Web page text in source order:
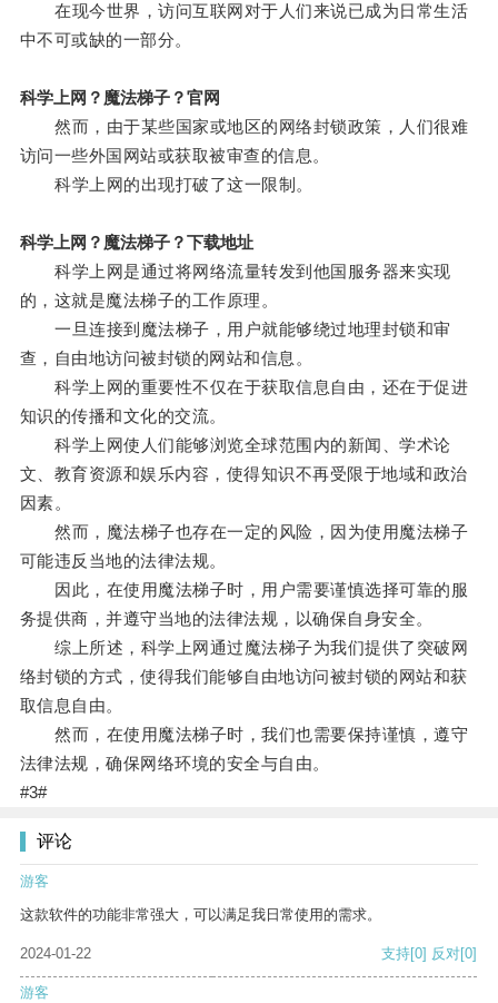
在现今世界，访问互联网对于人们来说已成为日常生活
中不可或缺的一部分。
科学上网？魔法梯子？官网
然而，由于某些国家或地区的网络封锁政策，人们很难
访问一些外国网站或获取被审查的信息。
科学上网的出现打破了这一限制。
科学上网？魔法梯子？下载地址
科学上网是通过将网络流量转发到他国服务器来实现
的，这就是魔法梯子的工作原理。
一旦连接到魔法梯子，用户就能够绕过地理封锁和审
查，自由地访问被封锁的网站和信息。
科学上网的重要性不仅在于获取信息自由，还在于促进
知识的传播和文化的交流。
科学上网使人们能够浏览全球范围内的新闻、学术论
文、教育资源和娱乐内容，使得知识不再受限于地域和政治
因素。
然而，魔法梯子也存在一定的风险，因为使用魔法梯子
可能违反当地的法律法规。
因此，在使用魔法梯子时，用户需要谨慎选择可靠的服
务提供商，并遵守当地的法律法规，以确保自身安全。
综上所述，科学上网通过魔法梯子为我们提供了突破网
络封锁的方式，使得我们能够自由地访问被封锁的网站和获
取信息自由。
然而，在使用魔法梯子时，我们也需要保持谨慎，遵守
法律法规，确保网络环境的安全与自由。
#3#
评论
游客
这款软件的功能非常强大，可以满足我日常使用的需求。
2024-01-22 支持[0] 反对[0]
游客